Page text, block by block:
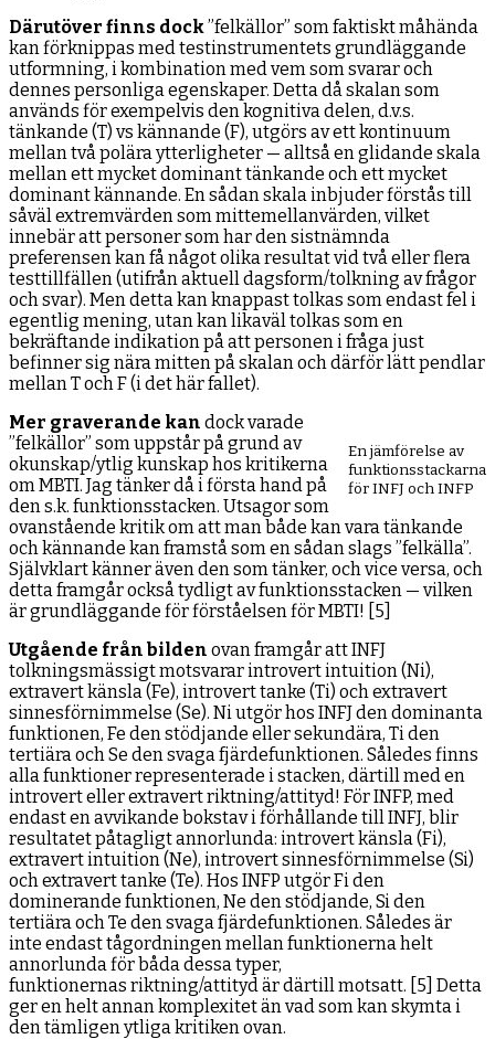
Därutöver finns dock”felkällor” som faktiskt måhända
kan förknippas med testinstrumentets grundläggande
utformning, i kombination med vem som svarar och
dennes personliga egenskaper. Detta då skalan som
används för exempelvis den kognitiva delen, d.v.s.
tänkande (T) vs kännande (F), utgörs av ett kontinuum
mellan två polära ytterligheter — alltså en glidande skala
mellan ett mycket dominant tänkande och ett mycket
dominant kännande. En sådan skala inbjuder förstås till
såväl extremvärden som mittemellanvärden, vilket
innebär att personer som har den sistnämnda
preferensen kan få något olika resultat vid två eller flera
testtillfällen (utifrån aktuell dagsform/tolkning av frågor
och svar). Men detta kan knappast tolkas som endast fel i
egentlig mening, utan kan likaväl tolkas som en
bekräftande indikation på att personen i fråga just
befinner sig nära mitten på skalan och därför lätt pendlar
mellan T och F (i det här fallet).
En jämförelse av
funktionsstackarna
för INFJ och INFP
Mer graverande kan dock varade
”felkällor” som uppstår på grund av
okunskap/ytlig kunskap hos kritikerna
om MBTI. Jag tänker då i första hand på
den s.k. funktionsstacken. Utsagor som
ovanstående kritik om att man både kan vara tänkande
och kännande kan framstå som en sådan slags ”felkälla”.
Självklart känner även den som tänker, och vice versa, och
detta framgår också tydligt av funktionsstacken — vilken
är grundläggande för förståelsen för MBTI! [5]
Utgående från bilden ovan framgår att INFJ
tolkningsmässigt motsvarar introvert intuition (Ni),
extravert känsla (Fe), introvert tanke (Ti) och extravert
sinnesförnimmelse (Se). Ni utgör hos INFJ den dominanta
funktionen, Fe den stödjande eller sekundära, Ti den
tertiära och Se den svaga fjärdefunktionen. Således finns
alla funktioner representerade i stacken, därtill med en
introvert eller extravert riktning/attityd! För INFP, med
endast en avvikande bokstav i förhållande till INFJ, blir
resultatet påtagligt annorlunda: introvert känsla (Fi),
extravert intuition (Ne), introvert sinnesförnimmelse (Si)
och extravert tanke (Te). Hos INFP utgör Fi den
dominerande funktionen, Ne den stödjande, Si den
tertiära och Te den svaga fjärdefunktionen. Således är
inte endast tågordningen mellan funktionerna helt
annorlunda för båda dessa typer,
funktionernas riktning/attityd är därtill motsatt. [5] Detta
ger en helt annan komplexitet än vad som kan skymta i
den tämligen ytliga kritiken ovan.